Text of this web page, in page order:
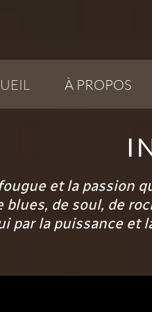
À PROPOS
et la passion
de soul, de
par la puissance